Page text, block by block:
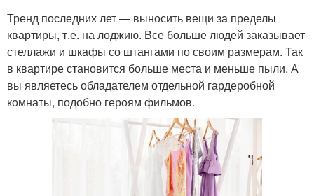
Тренд последних лет — выносить вещи за пределы
квартиры, т.е. на лоджию. Все больше людей заказывает
стеллажи и шкафы со штангами по своим размерам. Так
в квартире становится больше места и меньше пыли. А
вы являетесь обладателем отдельной гардеробной
комнаты, подобно героям фильмов.